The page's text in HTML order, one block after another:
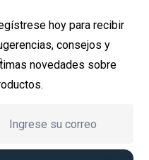
hoy para recibir
consejos y
novedades sobre